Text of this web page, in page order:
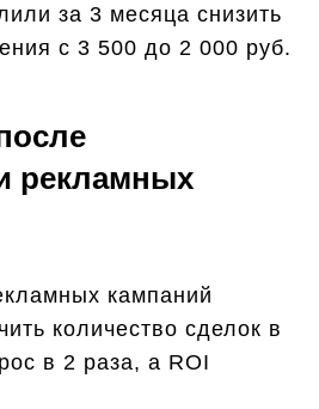
за 3 месяца снизить
с 3 500 до 2 000 руб.
рекламных
кампаний
количество сделок в
в 2 раза, а ROI